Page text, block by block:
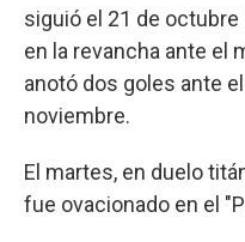
siguió el 21 de octubre
en la revancha ante el
anotó dos goles ante
noviembre.
El martes, en duelo
fue ovacionado en el